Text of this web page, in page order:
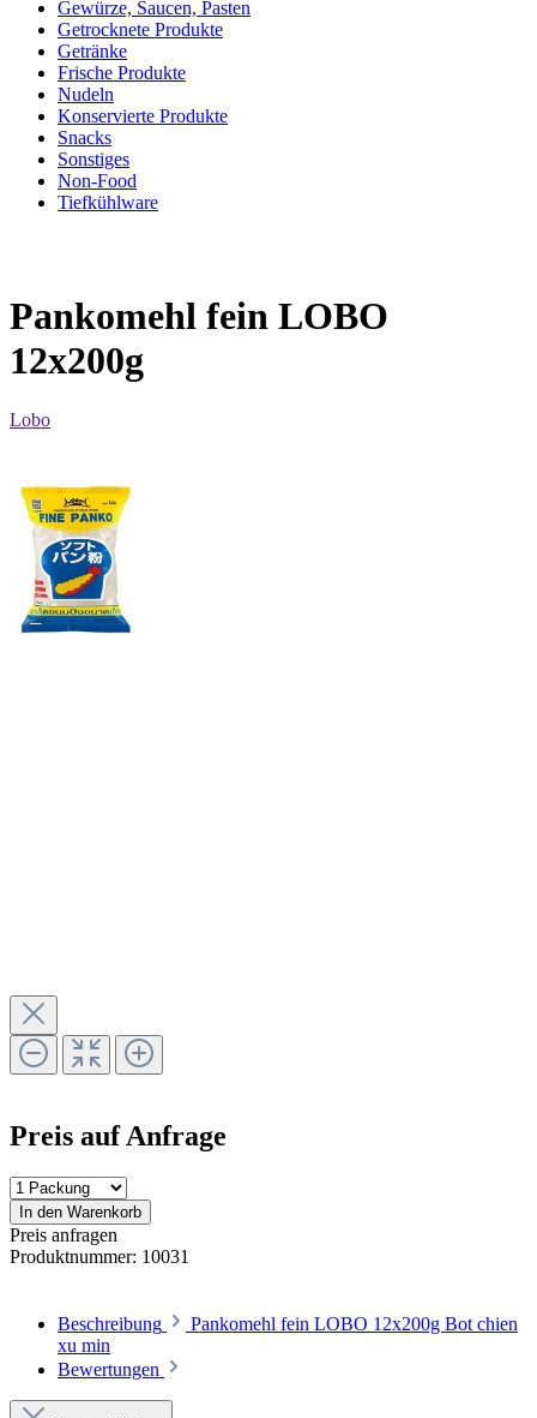
Gewürze, Saucen, Pasten
Getrocknete Produkte
Getränke
Frische Produkte
Nudeln
Konservierte Produkte
Snacks
Sonstiges
Non-Food
Tiefkühlware
Pankomehl fein LOBO
12x200g
Lobo
Preis auf Anfrage
In den Warenkorb
Preis anfragen
Produktnummer: 10031
Beschreibung
Pankomehl fein LOBO 12x200g Bot chien
xu min
Bewertungen